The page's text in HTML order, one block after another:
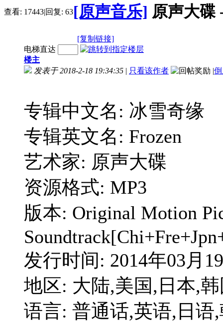
查看: 17443|回复: 63[原声音乐] 原声大碟
[复制链接]
电梯直达
楼主
发表于 2018-2-18 19:34:35 | 只看该作者 |
专辑中文名: 冰雪奇缘
专辑英文名: Frozen
艺术家: 原声大碟
资源格式: MP3
版本: Original Motion
发行时间: 2014年03月
地区: 大陆,美国,日本,
语言: 普通话,英语,日语